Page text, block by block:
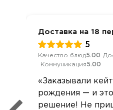
Доставка на 18
5
Качество блюд5.00
Коммуникация5.00
«Заказывали
рождения — и
решение! Не